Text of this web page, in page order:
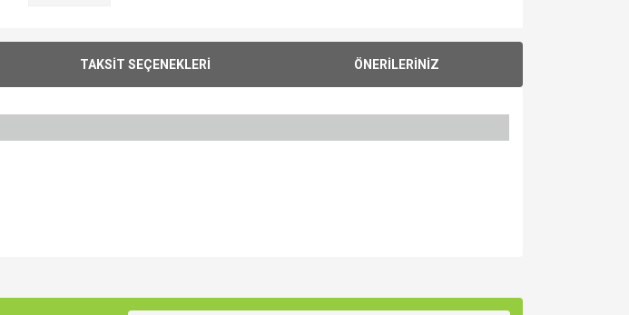
TAKSİT SEÇENEKLERİ ÖNERİLERİNİZ